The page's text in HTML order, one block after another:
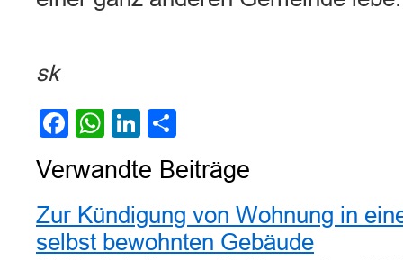
sk
Facebook
WhatsApp
LinkedIn
Verwandte Beiträge
Zur Kündigung von Wohnung in
selbst bewohnten Gebäude